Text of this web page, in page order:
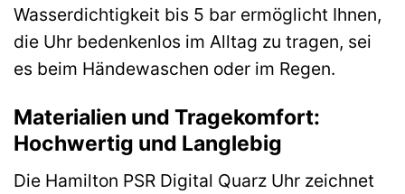
Wasserdichtigkeit bis 5 bar ermöglicht Ihnen,
die Uhr bedenkenlos im Alltag zu tragen, sei
es beim Händewaschen oder im Regen.
Materialien und Tragekomfort:
Hochwertig und Langlebig
Die Hamilton PSR Digital Quarz Uhr zeichnet